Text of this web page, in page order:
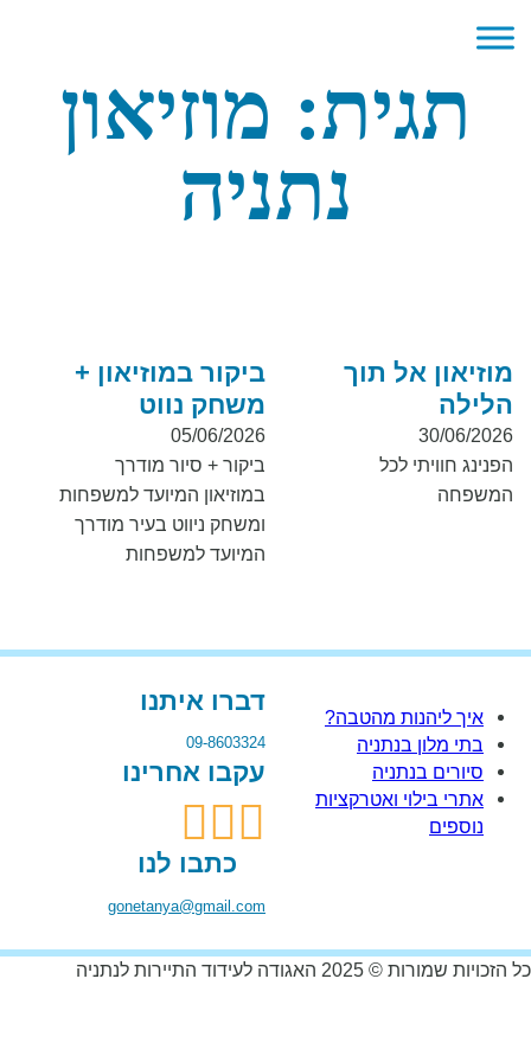
תגית: מוזיאון
נתניה
מוזיאון אל תוך
הלילה
30/06/2026
הפנינג חוויתי לכל
המשפחה
ביקור במוזיאון +
משחק נווט
05/06/2026
ביקור + סיור מודרך
במוזיאון המיועד למשפחות
ומשחק ניווט בעיר מודרך
המיועד למשפחות
איך ליהנות מהטבה?
בתי מלון בנתניה
סיורים בנתניה
אתרי בילוי ואטרקציות
נוספים
דברו איתנו
09-8603324
עקבו אחרינו
כתבו לנו
gonetanya@gmail.com
כל הזכויות שמורות © 2025 האגודה לעידוד התיירות לנתניה